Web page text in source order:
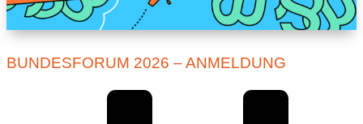
BUNDESFORUM 2026 – ANMELDUNG